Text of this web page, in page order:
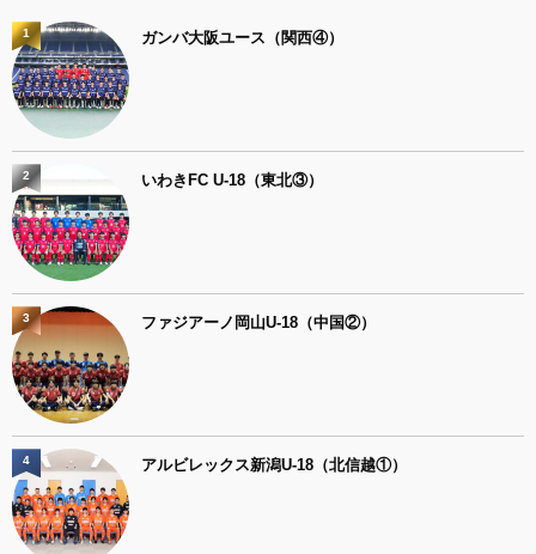
ガンバ大阪ユース（関西④）
1
いわきFC U-18（東北③）
2
ファジアーノ岡山U-18（中国②）
3
アルビレックス新潟U-18（北信越①）
4